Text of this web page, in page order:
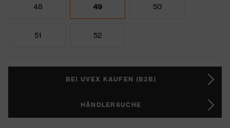
48 49 50
51 52
BEI UVEX KAUFEN (B2B)
HÄNDLERSUCHE